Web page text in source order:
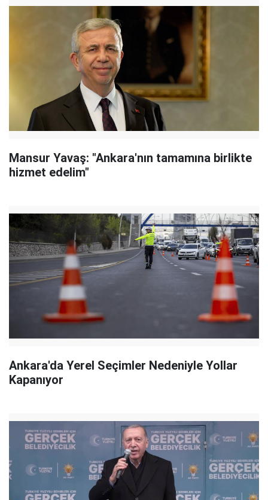
Mansur Yavaş: "Ankara'nın tamamına birlikte
hizmet edelim"
Ankara'da Yerel Seçimler Nedeniyle Yollar
Kapanıyor